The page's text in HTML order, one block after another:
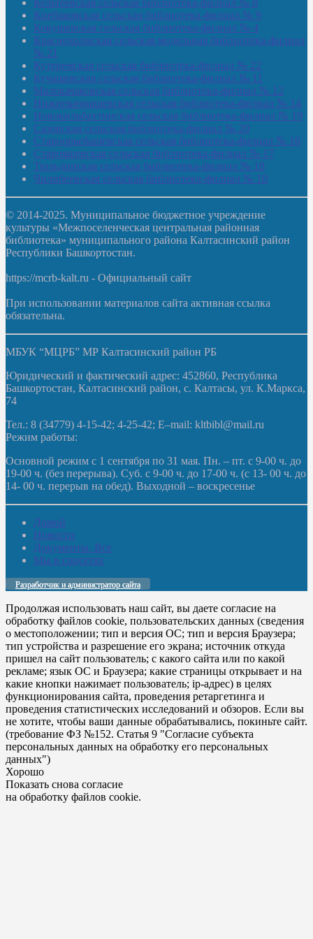
Кельтеевская сельская библиотека-филиал № 8
Киебаковская сельская библиотека-филиал № 9
Кокушевская сельская библиотека-филиал № 4
Краснохолмская сельская модельная библиотека-филиал
№ 21
Кутеремская сельская библиотека-филиал № 22
Кучашевская сельская библиотека-филиал № 11
Малокачаковская сельская библиотека-филиал № 12
Нижнекачмашевская сельская библиотека-филиал № 14
Новокильбахтинская сельская библиотека-филиал № 19
Сазовская сельская библиотека-филиал № 20
Староорьебашевская сельская библиотека-филиал № 16
Старояшевская сельская библиотека-филиал № 17
Тюльдинская сельская библиотека-филиал № 18
Чилибеевская сельская библиотека-филиал № 10
© 2014-2025. Муниципальное бюджетное учреждение
культуры «Межпоселенческая центральная районная
библиотека» муниципального района Калтасинский район
Республики Башкортостан.
https://mcrb-kalt.ru - Официальный сайт
При использовании материалов сайта активная ссылка
обязательна.
МБУК “МЦРБ” МР Калтасинский район РБ
Юридический и фактический адрес: 452860, Республика
Башкортостан, Калтасинский район, с. Калтасы, ул. К.Маркса,
74
Тел.: 8 (34779) 4-15-42; 4-25-42; E–mail: kltbibl@mail.ru
Режим работы:
Основной режим с 1 сентября по 31 мая. Пн. – пт. с 9-00 ч. до
19-00 ч. (без перерыва). Суб. с 9-00 ч. до 17-00 ч. (с 13- 00 ч. до
14- 00 ч. перерыв на обед). Выходной – воскресенье
Домой
Новости
Документы. Все
Мы в соцсетях
Разработчик и администратор сайта
Продолжая использовать наш сайт, вы даете согласие на
обработку файлов cookie, пользовательских данных (сведения
о местоположении; тип и версия ОС; тип и версия Браузера;
тип устройства и разрешение его экрана; источник откуда
пришел на сайт пользователь; с какого сайта или по какой
рекламе; язык ОС и Браузера; какие страницы открывает и на
какие кнопки нажимает пользователь; ip-адрес) в целях
функционирования сайта, проведения ретаргетинга и
проведения статистических исследований и обзоров. Если вы
не хотите, чтобы ваши данные обрабатывались, покиньте сайт.
(требование ФЗ №152. Статья 9 "Согласие субъекта
персональных данных на обработку его персональных
данных")
Хорошо
Показать снова согласие
на обработку файлов cookie.